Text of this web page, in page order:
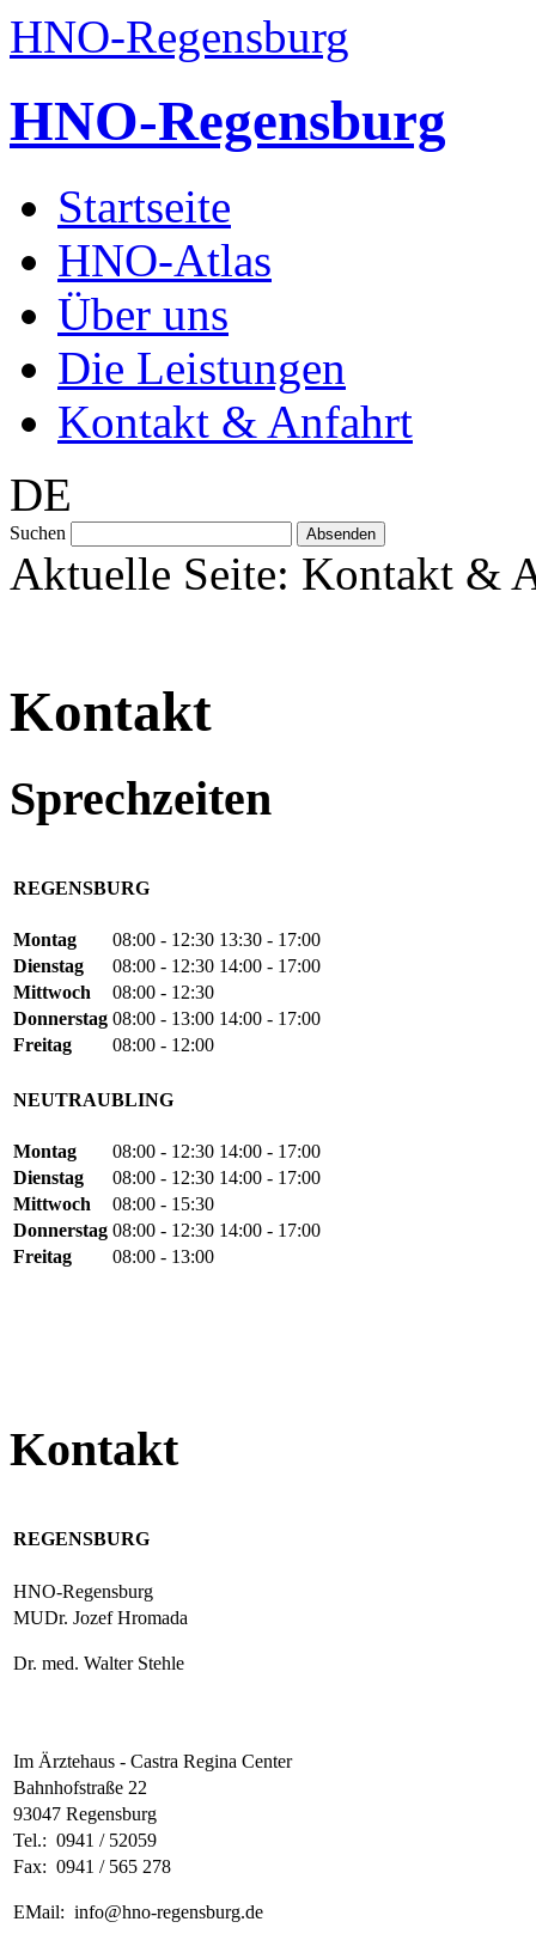
HNO-Regensburg
HNO-Regensburg
Startseite
HNO-Atlas
Über uns
Die Leistungen
Kontakt & Anfahrt
DE
Suchen
Aktuelle Seite: Kontakt &
Kontakt
Sprechzeiten
REGENSBURG
Montag 08:00 - 12:30 13:30 - 17:00
Dienstag
08:00 - 12:30 14:00 - 17:00
Mittwoch
08:00 - 12:30
Donnerstag 08:00 - 13:00 14:00 - 17:00
Freitag
08:00 - 12:00
NEUTRAUBLING
Montag 08:00 - 12:30 14:00 - 17:00
Dienstag
08:00 - 12:30 14:00 - 17:00
Mittwoch
08:00 - 15:30
Donnerstag 08:00 - 12:30 14:00 - 17:00
Freitag
08:00 - 13:00
Kontakt
REGENSBURG
HNO-Regensburg
MUDr. Jozef Hromada
Dr. med. Walter Stehle
Im Ärztehaus - Castra Regina Center
Bahnhofstraße 22
93047 Regensburg
Tel.: 0941 / 52059
Fax: 0941 / 565 278
EMail: info@hno-regensburg.de